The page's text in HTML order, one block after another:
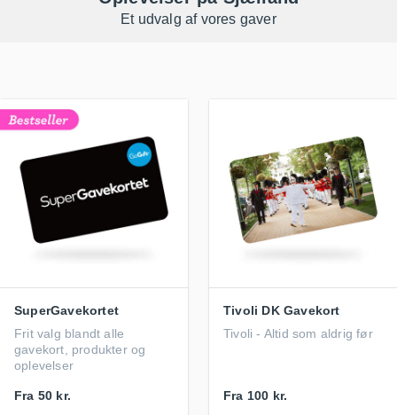
Et udvalg af vores gaver
SuperGavekortet
Frit valg blandt alle
gavekort, produkter og
oplevelser
Fra 50 kr.
Tivoli DK Gavekort
Tivoli - Altid som aldrig før
Fra 100 kr.